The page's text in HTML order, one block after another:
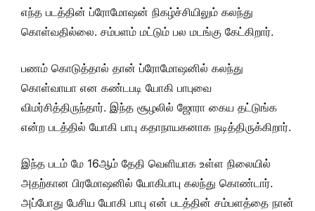
எந்த படத்தின் ப்ரோமோஷன் நிகழ்ச்சியிலும் கலந்து
கொள்வதில்லை. சம்பளம் மட்டும் பல மடங்கு கேட்கிறார்.
பணம் கொடுத்தால் தான் ப்ரோமோஷனில் கலந்து
கொள்வாயா என கண்டபடி யோகி பாபுவை
விமர்சித்திருந்தார். இந்த சூழலில் ஜோரா கைய தட்டுங்க
என்ற படத்தில் யோகி பாபு கதாநாயகனாக நடித்திருக்கிறார்.
இந்த படம் மே 16ஆம் தேதி வெளியாக உள்ள நிலையில்
அதற்கான பிரமோஷனில் யோகிபாபு கலந்து கொண்டார்.
அப்போது பேசிய யோகி பாபு என் படத்தின் சம்பளத்தை நான்